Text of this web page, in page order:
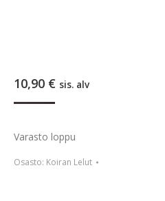
10,90 € sis. alv
Varasto loppu
Osasto: Koiran Lelut